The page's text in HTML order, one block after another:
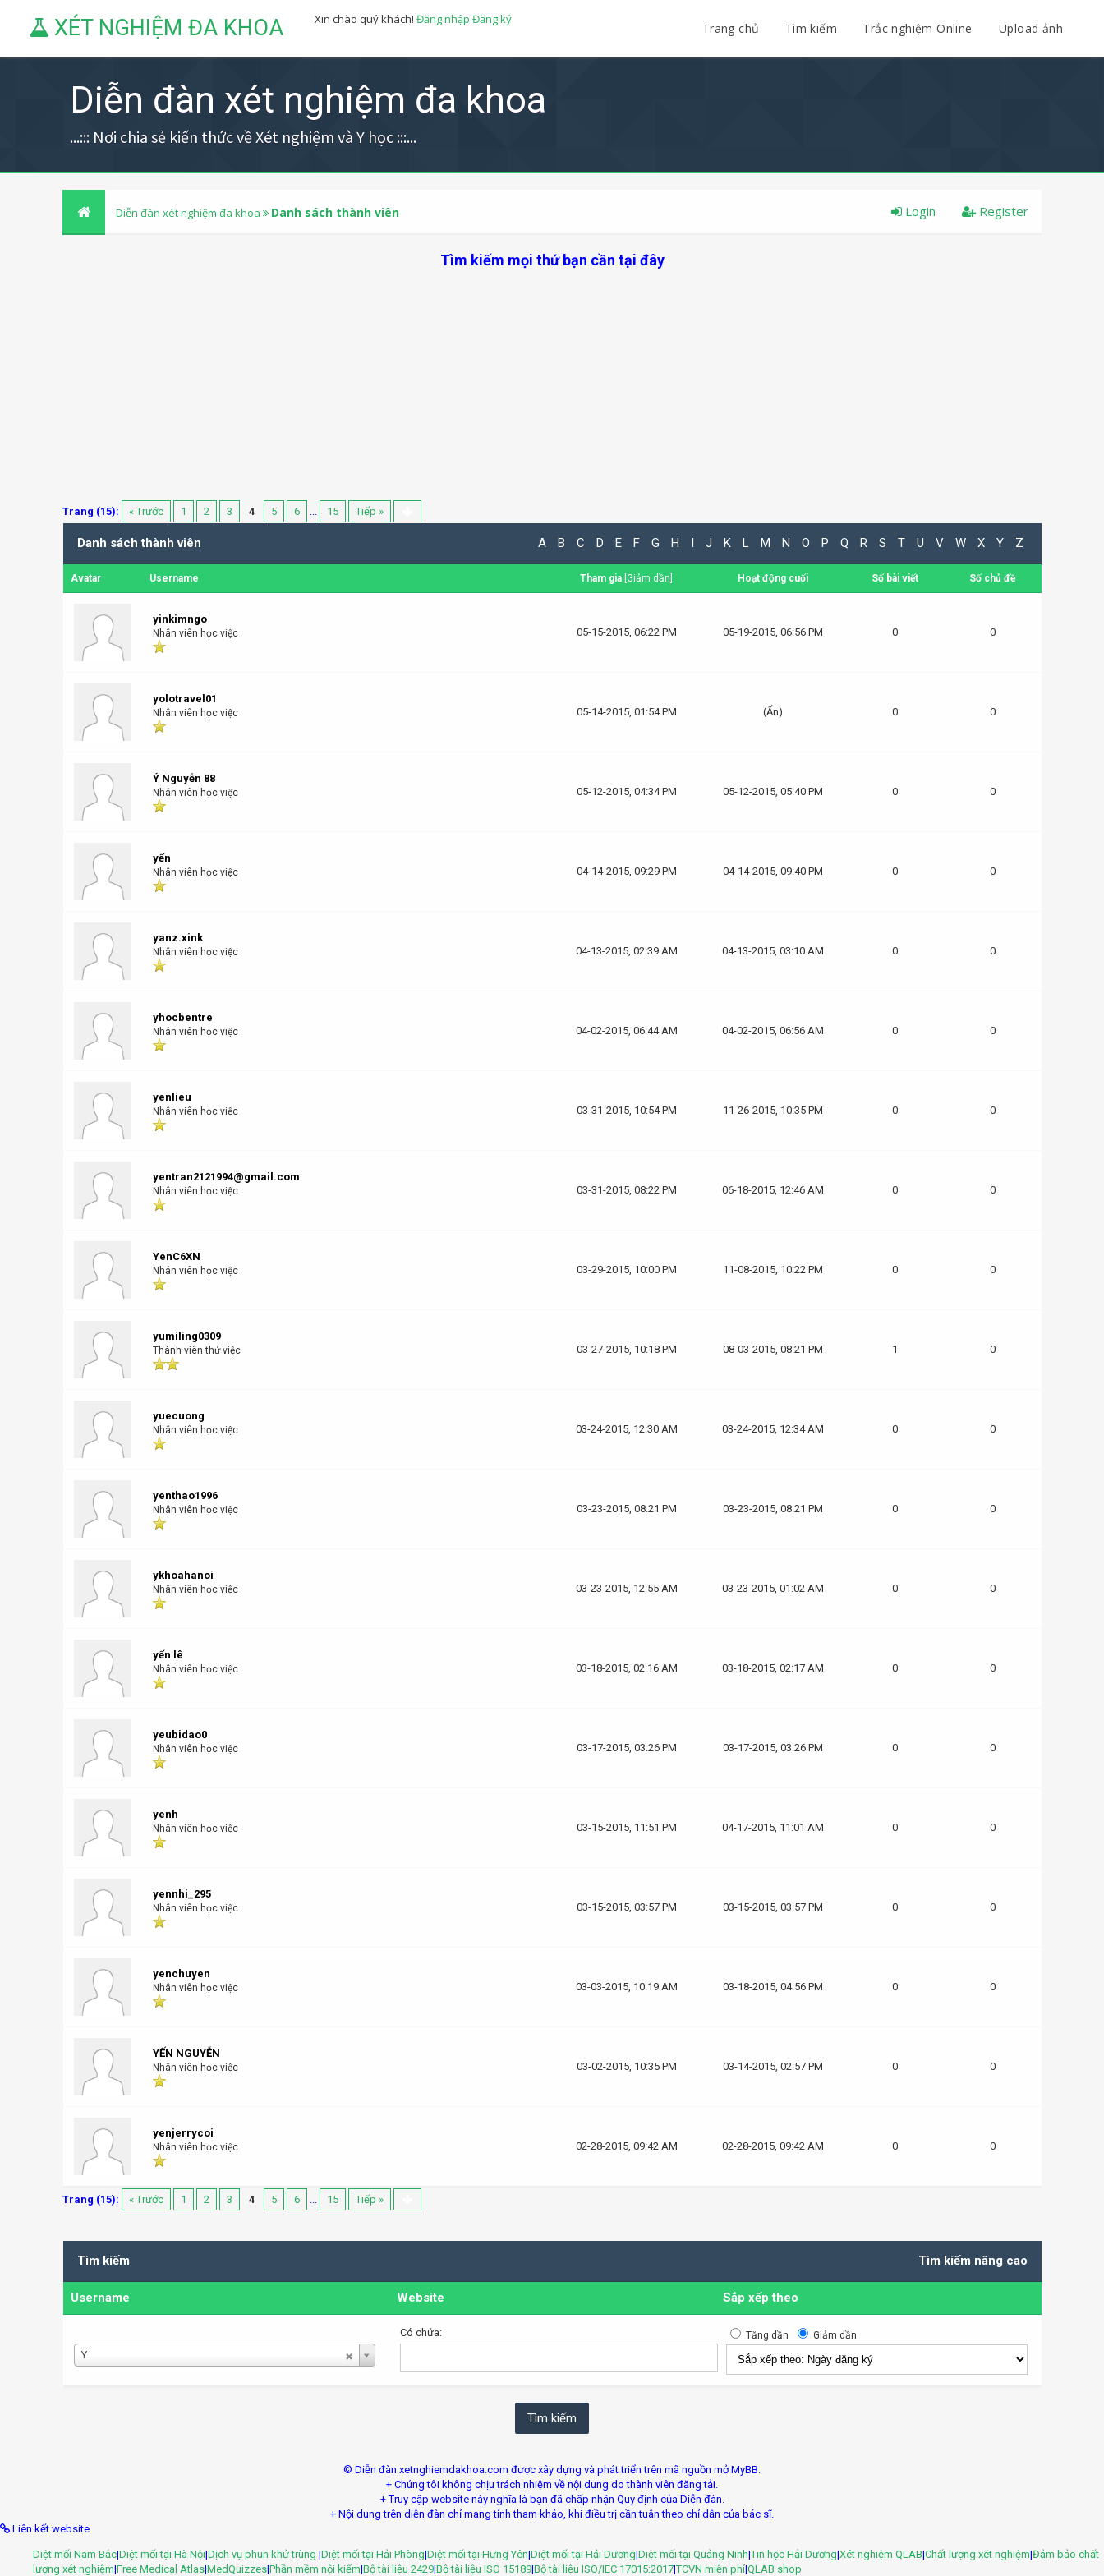
XÉT NGHIỆM ĐA KHOA Trang chủ Tìm kiếm Trắc nghiệm Online Upload ảnh
Xin chào quý khách! Đăng nhập Đăng ký
Diễn đàn xét nghiệm đa khoa
...::: Nơi chia sẻ kiến thức về Xét nghiệm và Y học :::...
Diễn đàn xét nghiệm đa khoa Danh sách thành viên Register
Login
Tìm kiếm mọi thứ bạn cần tại đây
Trang (15): « Trước 1 2 3 4 5 6 ... 15 Tiếp »
A B C D E F G H I J K L M N O P Q R S T U V W X Y Z
Danh sách thành viên
Avatar Username Tham gia Giảm dần Hoạt động cuối Số bài viết Số chủ đề
yinkimngo
Nhân viên học việc 05-15-2015, 06:22 PM 05-19-2015, 06:56 PM 0 0
yolotravel01
Nhân viên học việc 05-14-2015, 01:54 PM (Ẩn) 0 0
Ý Nguyễn 88
Nhân viên học việc 05-12-2015, 04:34 PM 05-12-2015, 05:40 PM 0 0
yến
Nhân viên học việc 04-14-2015, 09:29 PM 04-14-2015, 09:40 PM 0 0
yanz.xink
Nhân viên học việc 04-13-2015, 02:39 AM 04-13-2015, 03:10 AM 0 0
yhocbentre
Nhân viên học việc 04-02-2015, 06:44 AM 04-02-2015, 06:56 AM 0 0
yenlieu
Nhân viên học việc 03-31-2015, 10:54 PM 11-26-2015, 10:35 PM 0 0
yentran2121994@gmail.com
Nhân viên học việc 03-31-2015, 08:22 PM 06-18-2015, 12:46 AM 0 0
YenC6XN
Nhân viên học việc 03-29-2015, 10:00 PM 11-08-2015, 10:22 PM 0 0
yumiling0309
Thành viên thử việc 03-27-2015, 10:18 PM 08-03-2015, 08:21 PM 1 0
yuecuong
Nhân viên học việc 03-24-2015, 12:30 AM 03-24-2015, 12:34 AM 0 0
yenthao1996
Nhân viên học việc 03-23-2015, 08:21 PM 03-23-2015, 08:21 PM 0 0
ykhoahanoi
Nhân viên học việc 03-23-2015, 12:55 AM 03-23-2015, 01:02 AM 0 0
yến lê
Nhân viên học việc 03-18-2015, 02:16 AM 03-18-2015, 02:17 AM 0 0
yeubidao0
Nhân viên học việc 03-17-2015, 03:26 PM 03-17-2015, 03:26 PM 0 0
yenh
Nhân viên học việc 03-15-2015, 11:51 PM 04-17-2015, 11:01 AM 0 0
yennhi_295
Nhân viên học việc 03-15-2015, 03:57 PM 03-15-2015, 03:57 PM 0 0
yenchuyen
Nhân viên học việc 03-03-2015, 10:19 AM 03-18-2015, 04:56 PM 0 0
YẾN NGUYỄN
Nhân viên học việc 03-02-2015, 10:35 PM 03-14-2015, 02:57 PM 0 0
yenjerrycoi
Nhân viên học việc 02-28-2015, 09:42 AM 02-28-2015, 09:42 AM 0 0
Trang (15): « Trước 1 2 3 4 5 6 ... 15 Tiếp »
Tìm kiếm nâng cao
Tìm kiếm
Username Website Sắp xếp theo
Y
Username
Có chứa: Tăng dần Giảm dần
© Diễn đàn xetnghiemdakhoa.com được xây dựng và phát triển trên mã nguồn mở MyBB.
+ Chúng tôi không chịu trách nhiệm về nội dung do thành viên đăng tải.
+ Truy cập website này nghĩa là bạn đã chấp nhận Quy định của Diễn đàn.
+ Nội dung trên diễn đàn chỉ mang tính tham khảo, khi điều trị cần tuân theo chỉ dẫn của bác sĩ.
Liên kết website
Diệt mối Nam Bắc|Diệt mối tại Hà Nội|Dịch vụ phun khử trùng |Diệt mối tại Hải Phòng|Diệt mối tại Hưng Yên|Diệt mối tại Hải Dương|Diệt mối tại Quảng Ninh|Tin học Hải Dương|Xét nghiệm QLAB|Chất lượng xét nghiệm|Đảm bảo chất
lượng xét nghiệm|Free Medical Atlas|MedQuizzes|Phần mềm nội kiểm|Bộ tài liệu 2429|Bộ tài liệu ISO 15189|Bộ tài liệu ISO/IEC 17015:2017|TCVN miễn phí|QLAB shop